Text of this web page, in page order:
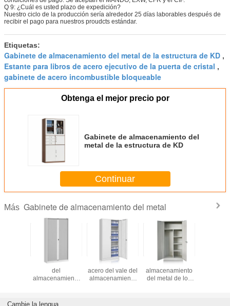
Q 9: ¿Cuál es usted plazo de expedición?
Nuestro ciclo de la producción sería alrededor 25 días laborables después de
recibir el pago para nuestros proudcts estándar.
Etiquetas:
Gabinete de almacenamiento del metal de la estructura de KD ,
Estante para libros de acero ejecutivo de la puerta de cristal ,
gabinete de acero incombustible bloqueable
Obtenga el mejor precio por
Gabinete de almacenamiento del
metal de la estructura de KD
Continuar
Más Gabinete de almacenamiento del metal
Armario de acero
del
almacenamiento
persiana
Gabinete de
acero del vale del
almacenamiento
Gabinete de
almacenamiento
del metal de los
Cambie la lengua